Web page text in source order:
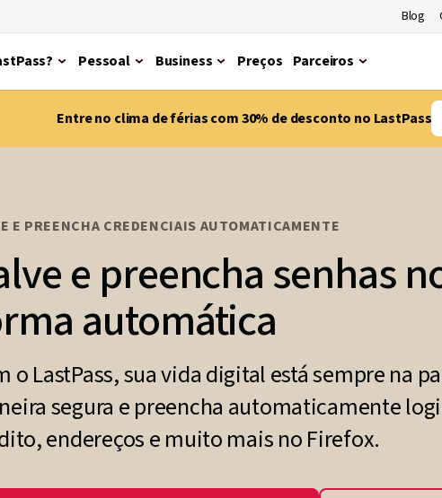
Blog
Pessoal Business Preços Parceiros
Entre no clima de férias com 30% de desconto no LastPass
E PREENCHA CREDENCIAIS AUTOMATICAMENTE
e preencha senhas
automática
o LastPass, sua vida digital está sempre na
segura e preencha automaticamente
endereços e muito mais no Firefox.